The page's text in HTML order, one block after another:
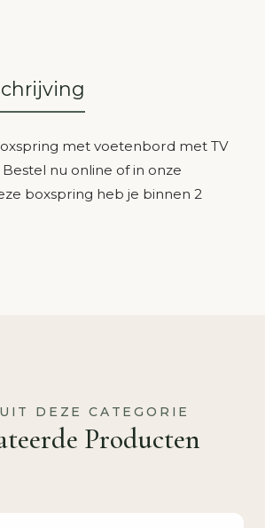
met voetenbord met TV
nu online of in onze
boxspring heb je binnen 2
DEZE CATEGORIE
Producten